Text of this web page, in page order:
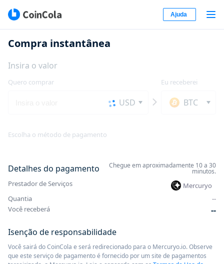
Ajuda
Compra instantânea
Insira o valor
Quero comprar
USD
Eu receberei
BTC
Escolha o método de pagamento
Detalhes do pagamento Chegue em aproximadamente 10 a 30
minutos.
Prestador de Serviços
Mercuryo
Quantia
--
Você receberá
--
Isenção de responsabilidade
Você sairá do CoinCola e será redirecionado para o Mercuryo.io. Observe
que este serviço de pagamento é fornecido por um site de pagamentos